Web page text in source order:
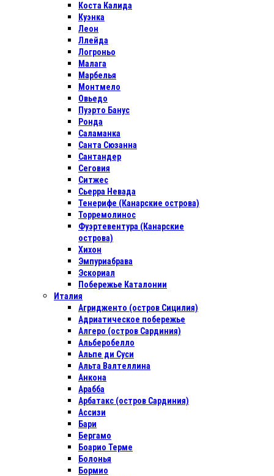
Коста Калида
Куэнка
Леон
Ллейда
Логроньо
Малага
Марбелья
Монтмело
Овьедо
Пуэрто Банус
Ронда
Саламанка
Санта Сюзанна
Сантандер
Сеговия
Ситжес
Сьерра Невада
Тенерифе (Канарские острова)
Торремолинос
Фуэртевентура (Канарские
острова)
Хихон
Эмпуриабрава
Эскориал
Побережье Каталонии
Италия
Агридженто (остров Сицилия)
Адриатическое побережье
Алгеро (остров Сардиния)
Альберобелло
Альпе ди Суси
Альта Валтеллина
Анкона
Арабба
Арбатакс (остров Сардиния)
Ассизи
Бари
Бергамо
Боарио Терме
Болонья
Бормио